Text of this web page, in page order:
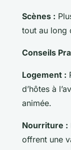
Scènes :
tout au long
Conseils
Logement :
d’hôtes à
animée.
Nourriture :
offrent une